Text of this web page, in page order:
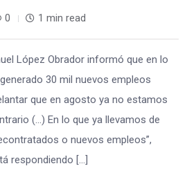
0 1 min read
López Obrador informó que en lo
30 mil nuevos empleos
que en agosto ya no estamos
(…) En lo que ya llevamos de
o nuevos empleos”,
respondiendo […]